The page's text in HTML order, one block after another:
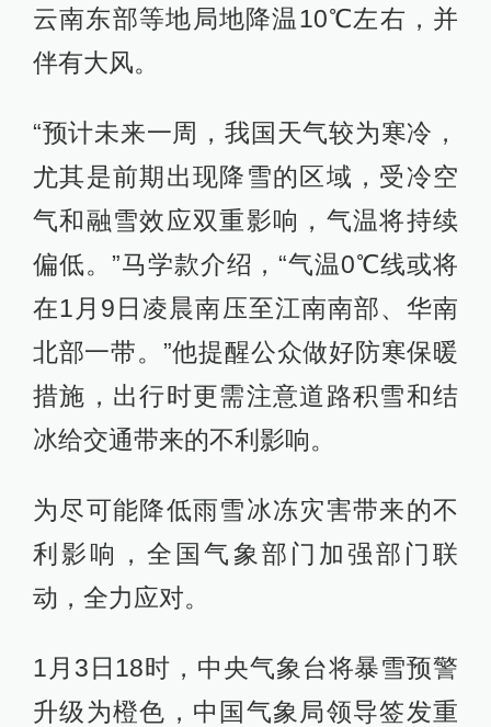
云南东部等地局地降温10℃左右，并
伴有大风。
“预计未来一周，我国天气较为寒冷，
尤其是前期出现降雪的区域，受冷空
气和融雪效应双重影响，气温将持续
偏低。”马学款介绍，“气温0℃线或将
在1月9日凌晨南压至江南南部、华南
北部一带。”他提醒公众做好防寒保暖
措施，出行时更需注意道路积雪和结
冰给交通带来的不利影响。
为尽可能降低雨雪冰冻灾害带来的不
利影响，全国气象部门加强部门联
动，全力应对。
1月3日18时，中央气象台将暴雪预警
升级为橙色，中国气象局领导签发重